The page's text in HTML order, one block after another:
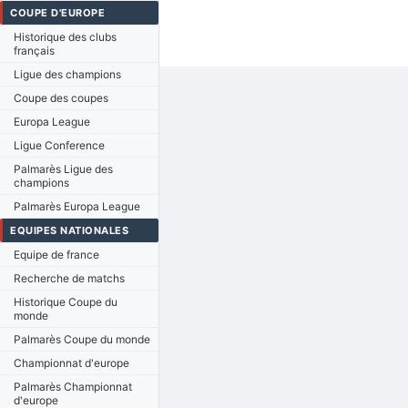
COUPE D'EUROPE
Historique des clubs
français
Ligue des champions
Coupe des coupes
Europa League
Ligue Conference
Palmarès Ligue des
champions
Palmarès Europa League
EQUIPES NATIONALES
Equipe de france
Recherche de matchs
Historique Coupe du
monde
Palmarès Coupe du monde
Championnat d'europe
Palmarès Championnat
d'europe